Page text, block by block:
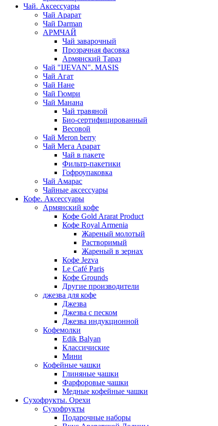
Чай. Аксессуары
Чай Арарат
Чай Darman
АРМЧАЙ
Чай заварочный
Прозрачная фасовка
Армянский Тараз
Чай "IJEVAN". MASIS
Чай Агат
Чай Нане
Чай Гюмри
Чай Манана
Чай травяной
Био-сертифицированный
Весовой
Чай Meron berry
Чай Мега Арарат
Чай в пакете
Фильтр-пакетики
Гофроупаковка
Чай Амарас
Чайные аксессуары
Кофе. Аксессуары
Армянский кофе
Кофе Gold Ararat Product
Кофе Royal Armenia
Жареный молотый
Растворимый
Жареный в зернах
Кофе Jezva
Le Café Paris
Кофе Grounds
Другие производители
джезва для кофе
Джезва
Джезва с песком
Джезва индукционной
Кофемолки
Edik Balyan
Классичиские
Мини
Кофейные чашки
Глиняные чашки
Фарфоровые чашки
Медные кофейные чашки
Сухофрукты. Орехи
Сухофрукты
Подарочные наборы